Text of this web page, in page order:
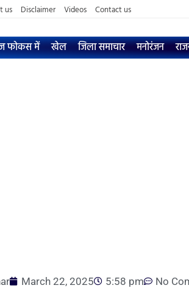
us Disclaimer Videos Contact us
फोकस में खेल जिला समाचार मनोरंजन
March 22, 2025 5:58 pm No